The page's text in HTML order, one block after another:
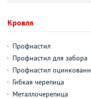
Кровля
Профнастил
Профнастил для забора
Профнастил
Гибкая черепица
Металлочерепица